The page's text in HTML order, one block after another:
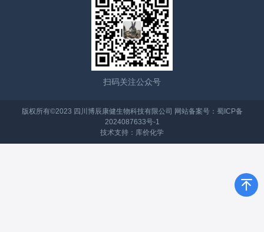
扫码关注公众号
版权所有©2023 四川博辰康健生物科技有限公司 网站备案号： 蜀ICP备
2024087633号-1
技术支持： 库价化学